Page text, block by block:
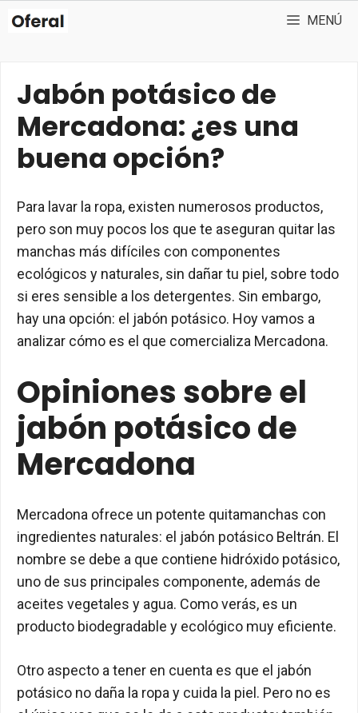
Saltar
MENÚ
Jabón potásico de
Mercadona: ¿es una
buena opción?
Para lavar la ropa, existen numerosos productos,
pero son muy pocos los que te aseguran quitar las
manchas más difíciles con componentes
ecológicos y naturales, sin dañar tu piel, sobre todo
si eres sensible a los detergentes. Sin embargo,
hay una opción: el jabón potásico. Hoy vamos a
analizar cómo es el que comercializa Mercadona.
Opiniones sobre el
jabón potásico de
Mercadona
Mercadona ofrece un potente quitamanchas con
ingredientes naturales: el jabón potásico Beltrán. El
nombre se debe a que contiene hidróxido potásico,
uno de sus principales componente, además de
aceites vegetales y agua. Como verás, es un
producto biodegradable y ecológico muy eficiente.
Otro aspecto a tener en cuenta es que el jabón
potásico no daña la ropa y cuida la piel. Pero no es